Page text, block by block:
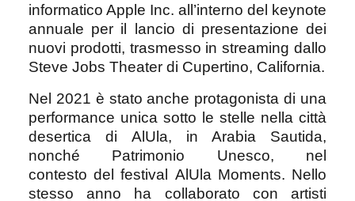
informatico Apple Inc. all’interno del keynote
annuale per il lancio di presentazione dei
nuovi prodotti, trasmesso in streaming dallo
Steve Jobs Theater di Cupertino, California.
Nel 2021 è stato anche protagonista di una
performance unica sotto le stelle nella città
desertica di
AlUla, in Arabia Sautida,
nonché Patrimonio Unesco, nel
contesto del festival AlUla Moments. Nello
stesso anno ha collaborato con artisti